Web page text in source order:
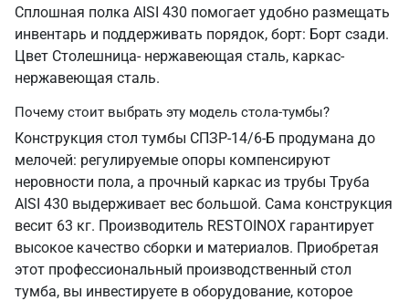
Сплошная полка AISI 430 помогает удобно размещать
инвентарь и поддерживать порядок, борт: Борт сзади.
Цвет Столешница- нержавеющая сталь, каркас-
нержавеющая сталь.
Почему стоит выбрать эту модель стола-тумбы?
Конструкция стол тумбы СПЗР-14/6-Б продумана до
мелочей: регулируемые опоры компенсируют
неровности пола, а прочный каркас из трубы Труба
AISI 430 выдерживает вес большой. Сама конструкция
весит 63 кг. Производитель RESTOINOX гарантирует
высокое качество сборки и материалов. Приобретая
этот профессиональный производственный стол
тумба, вы инвестируете в оборудование, которое